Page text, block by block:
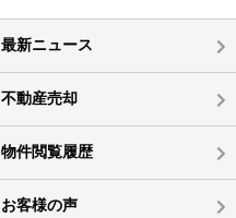
最新ニュース
不動産売却
物件閲覧履歴
お客様の声